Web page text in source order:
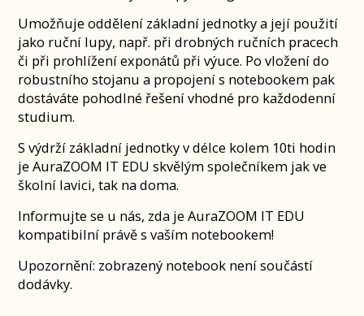
Umožňuje oddělení základní jednotky a její použití
jako ruční lupy, např. při drobných ručních pracech
či při prohlížení exponátů při výuce. Po vložení do
robustního stojanu a propojení s notebookem pak
dostáváte pohodlné řešení vhodné pro každodenní
studium.
S výdrží základní jednotky v délce kolem 10ti hodin
je AuraZOOM IT EDU skvělým společníkem jak ve
školní lavici, tak na doma.
Informujte se u nás, zda je AuraZOOM IT EDU
kompatibilní právě s vaším notebookem!
Upozornění: zobrazený notebook není součástí
dodávky.